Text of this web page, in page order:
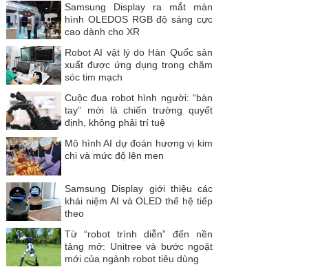
Samsung Display ra mắt màn
hình OLEDOS RGB độ sáng cực
cao dành cho XR
Robot AI vật lý do Hàn Quốc sản
xuất được ứng dụng trong chăm
sóc tim mạch
Cuộc đua robot hình người: “bàn
tay” mới là chiến trường quyết
định, không phải trí tuệ
Mô hình AI dự đoán hương vị kim
chi và mức độ lên men
Samsung Display giới thiệu các
khái niệm AI và OLED thế hệ tiếp
theo
Từ “robot trình diễn” đến nền
tảng mở: Unitree và bước ngoặt
mới của ngành robot tiêu dùng